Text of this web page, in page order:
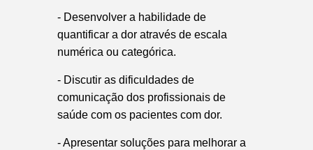
- Desenvolver a habilidade de
quantificar a dor através de escala
numérica ou categórica.
- Discutir as dificuldades de
comunicação dos profissionais de
saúde com os pacientes com dor.
- Apresentar soluções para melhorar a